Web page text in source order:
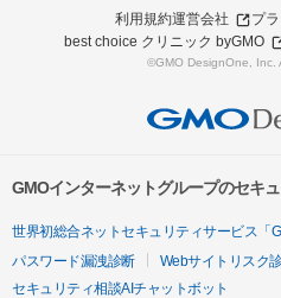
利用規約運営会社
プ
best choice クリニック byGMO
©GMO DesignOne, Inc.
GMOインターネットグループのセキ
世界初総合ネットセキュリティサービス「
パスワード漏洩診断
Webサイトリスク
セキュリティ相談AIチャットボット